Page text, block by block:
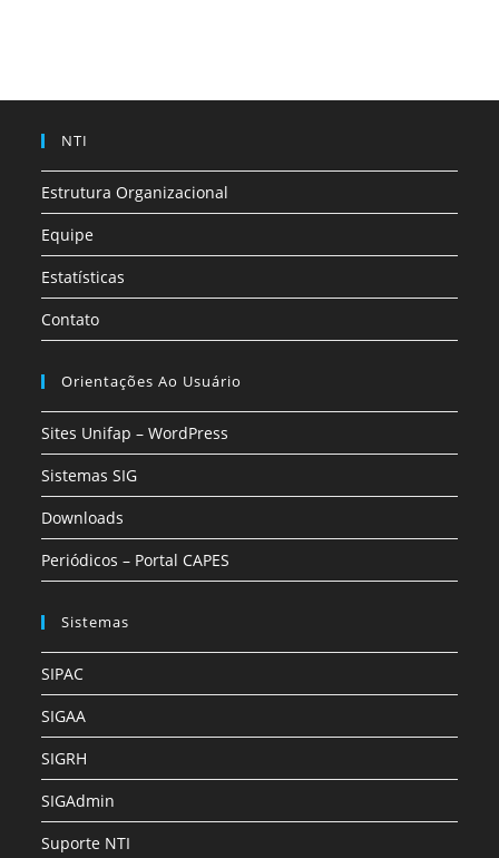
NTI
Estrutura Organizacional
Equipe
Estatísticas
Contato
Orientações Ao Usuário
Sites Unifap – WordPress
Sistemas SIG
Downloads
Periódicos – Portal CAPES
Sistemas
SIPAC
SIGAA
SIGRH
SIGAdmin
Suporte NTI